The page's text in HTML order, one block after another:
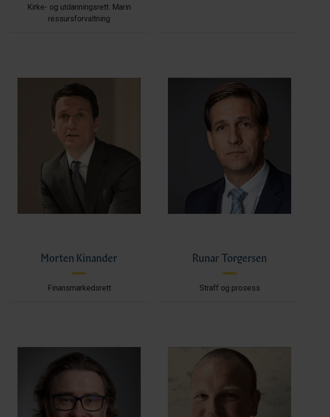
Kirke- og utdanningsrett. Marin
ressursforvaltning
Morten Kinander
Finansmarkedsrett
Runar Torgersen
Straff og prosess